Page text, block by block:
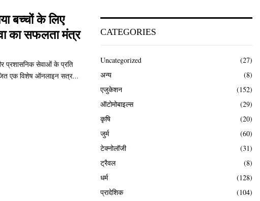
बच्चों के लिए
का सफलता मंत्र
प्रशासनिक सेवाओं के प्रति
एक विशेष ऑनलाइन सत्र...
CATEGORIES
Uncategorized
(27)
अन्य
(8)
एजुकेशन
(152)
ऑटोमोबाइल्स
(29)
कृषि
(20)
जुर्म
(60)
टेक्नोलॉजी
(31)
ट्रैवल
(8)
धर्म
(128)
प्रादेशिक
(104)